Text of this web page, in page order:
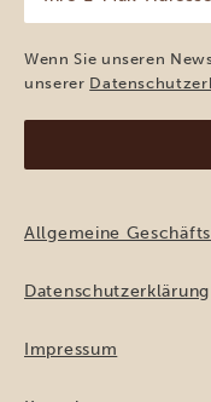
Mail-
Adresse
(erforderlich)
Wenn Sie unseren
unserer
Allgemeine
Datenschutzerklärung
Impressum